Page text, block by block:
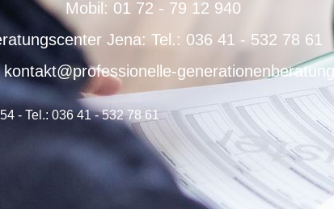
Mobil: 01 72 - 79 12 940
Jena: Tel.: 036 41 - 532 78 61
kontakt@professionelle-
- Tel.: 036 41 - 532 78 61